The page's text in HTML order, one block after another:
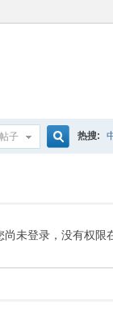
帖子
索
热搜:
尚未登录，没有权限